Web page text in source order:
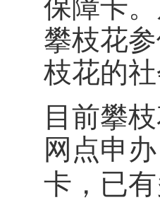
保障卡
攀枝花
枝花的社
目前攀
网点申
卡，已